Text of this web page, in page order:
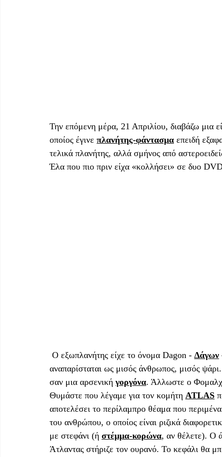
Την επόμενη μέρα, 21 Απριλίου, διαβάζω μια
οποίος έγινε πλανήτης-φάντασμα επειδή
τελικά πλανήτης, αλλά σμήνος από
Έλα που πιο πριν είχα «κολλήσει» σε δυο
Ο εξωπλανήτης είχε το όνομα Dagon - Δάγων
αναπαρίσταται ως μισός άνθρωπος, μισός
σαν μια αρσενική γοργόνα. Άλλωστε ο
Θυμάστε που λέγαμε για τον κομήτη ATLAS
αποτελέσει το περίλαμπρο θέαμα που
του ανθρώπου, ο οποίος είναι ριζικά
με στεφάνι (ή στέμμα-κορώνα, αν θέλετε). Ο
Άτλαντας στήριζε τον ουρανό. Το κεφάλι θα